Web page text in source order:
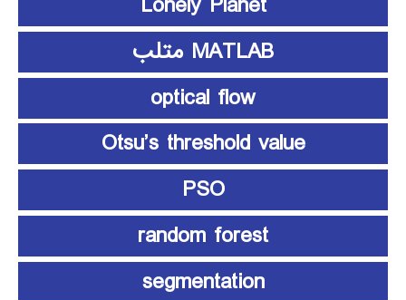
MATLAB متلب
optical flow
Otsu’s threshold value
PSO
random forest
segmentation